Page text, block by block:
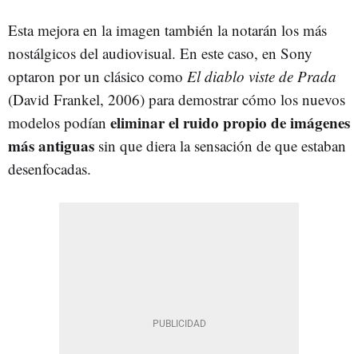
Esta mejora en la imagen también la notarán los más
nostálgicos del audiovisual. En este caso, en Sony
optaron por un clásico como El diablo viste de Prada
(David Frankel, 2006) para demostrar cómo los nuevos
modelos podían eliminar el ruido propio de imágenes
más antiguas sin que diera la sensación de que estaban
desenfocadas.